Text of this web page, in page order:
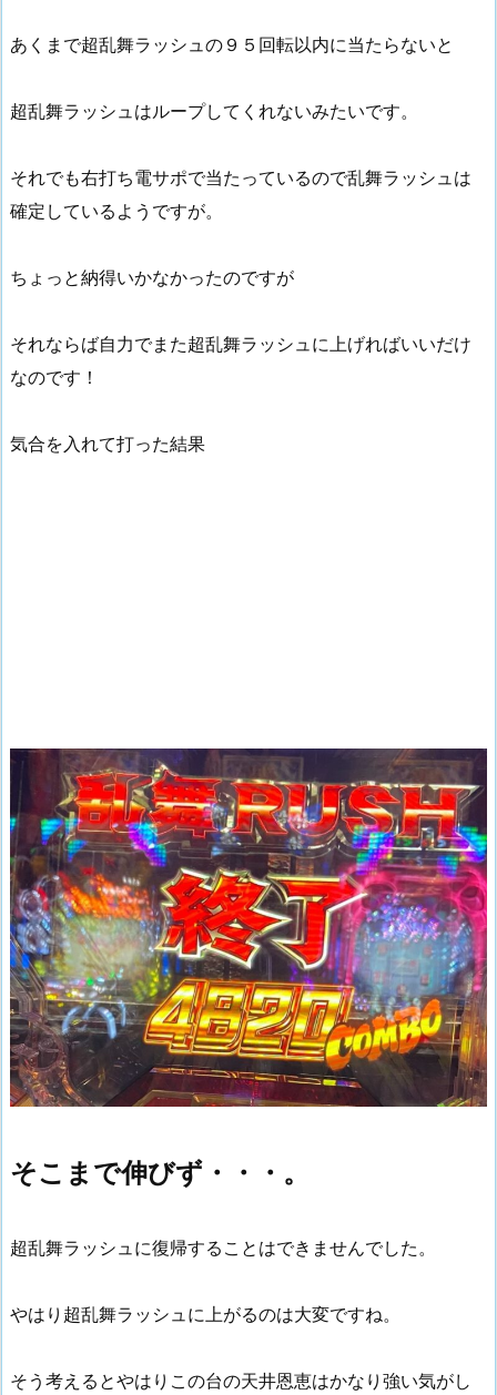
あくまで超乱舞ラッシュの９５回転以内に当たらないと
超乱舞ラッシュはループしてくれないみたいです。
それでも右打ち電サポで当たっているので乱舞ラッシュは
確定しているようですが。
ちょっと納得いかなかったのですが
それならば自力でまた超乱舞ラッシュに上げればいいだけ
なのです！
気合を入れて打った結果
そこまで伸びず・・・。
超乱舞ラッシュに復帰することはできませんでした。
やはり超乱舞ラッシュに上がるのは大変ですね。
そう考えるとやはりこの台の天井恩恵はかなり強い気がし